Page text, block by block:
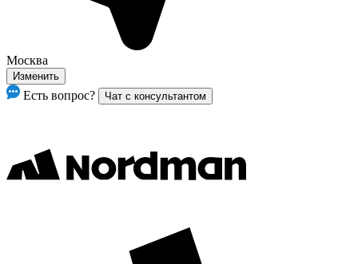
Москва
Изменить
Есть вопрос? Чат с консультантом